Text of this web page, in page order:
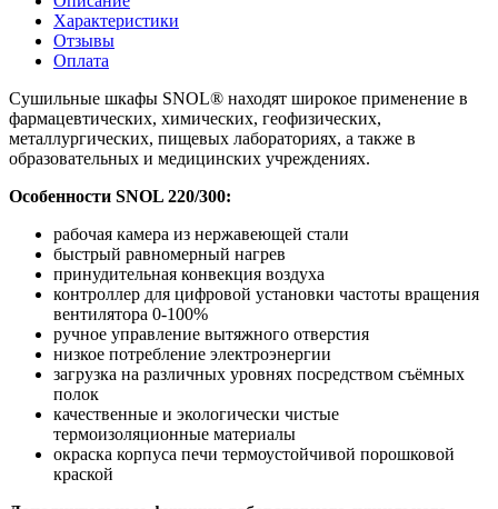
Характеристики
Отзывы
Оплата
Сушильные шкафы SNOL® находят широкое применение в
фармацевтических, химических, геофизических,
металлургических, пищевых лабораториях, а также в
образовательных и медицинских учреждениях.
Особенности SNOL 220/300:
рабочая камера из нержавеющей стали
быстрый равномерный нагрев
принудительная конвекция воздуха
контроллер для цифровой установки частоты вращения
вентилятора 0-100%
ручное управление вытяжного отверстия
низкое потребление электроэнергии
загрузка на различных уровнях посредством съёмных
полок
качественные и экологически чистые
термоизоляционные материалы
окраска корпуса печи термоустойчивой порошковой
краской